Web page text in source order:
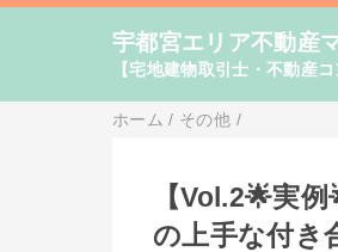
宇都宮エリア不動産
【宅地建物取引士・不動産
ホーム / その他 /
【Vol.2🌟実
の上手な付き